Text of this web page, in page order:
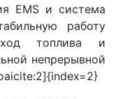
EMS и система
работу
топлива и
непрерывной